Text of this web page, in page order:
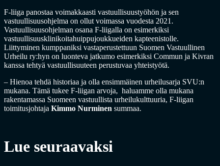
F-liiga panostaa voimakkaasti vastuullisuustyöhön ja sen
vastuullisuusohjelma on ollut voimassa vuodesta 2021.
Vastuullisuusohjelman osana F-liigalla on esimerkiksi
vastuullisuusklinikoitahuippujoukkueiden kapteenistolle.
Liittyminen kumppaniksi vastaperustettuun Suomen Vastuullinen
Urheilu ry:hyn on luonteva jatkumo esimerkiksi Commun ja Kivran
kanssa tehtyä vastuullisuuteen perustuvaa yhteistyötä.
– Hienoa tehdä historiaa ja olla ensimmäinen urheilusarja SVU:n
mukana. Tämä tukee F-liigan arvoja, haluamme olla mukana
rakentamassa Suomeen vastuullista urheilukulttuuria, F-liigan
toimitusjohtaja Kimmo Nurminen summaa.
Lue seuraavaksi